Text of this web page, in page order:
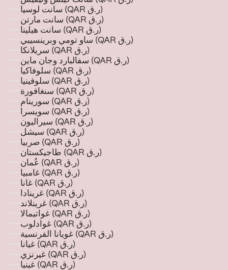
سانت لوسيا (QAR ر.ق)
سانت مارتن (QAR ر.ق)
سانت هيلينا (QAR ر.ق)
ساو تومي وبرينسيبي (QAR ر.ق)
سريلانكا (QAR ر.ق)
سفالبارد وجان ماين (QAR ر.ق)
سلوفاكيا (QAR ر.ق)
سلوفينيا (QAR ر.ق)
سنغافورة (QAR ر.ق)
سورينام (QAR ر.ق)
سويسرا (QAR ر.ق)
سيراليون (QAR ر.ق)
سيشل (QAR ر.ق)
صربيا (QAR ر.ق)
طاجيكستان (QAR ر.ق)
عُمان (QAR ر.ق)
غامبيا (QAR ر.ق)
غانا (QAR ر.ق)
غرينادا (QAR ر.ق)
غرينلاند (QAR ر.ق)
غواتيمالا (QAR ر.ق)
غوادلوب (QAR ر.ق)
غويانا الفرنسية (QAR ر.ق)
غيانا (QAR ر.ق)
غيرنزي (QAR ر.ق)
غينيا (QAR ر.ق)